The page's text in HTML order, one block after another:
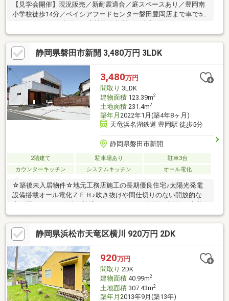
【見学会開催】現況販売／新耐震適合／庭スペースあり／豊岡南
小学校徒歩14分／ベイシアフードセンター磐田豊岡店まで車で5
静岡県磐田市新開 3,480万円 3LDK
3,480万円
間取り 3LDK
建物面積123.39m2
土地面積231.4m2
築年月 2022年1月(築4年8ヶ月)
天竜浜名湖鉄道 豊岡駅 徒歩5分
静岡県磐田市新開
2階建て 駐車場あり
駐車3台
カウンターキッチン
システムキッチン オール電化
☆築後未入居物件☆地元工務店施工の長期優良住宅♪太陽光発電
設備搭載オール電化ＺＥＨ♪吹き抜けや間仕切りのない開放的な室
校近くて通学安心♪
静岡県浜松市天竜区横川 920万円 2DK
920万円
間取り 2DK
建物面積40.99m2
土地面積307.43m2
築年月 2013年9月(築13年)